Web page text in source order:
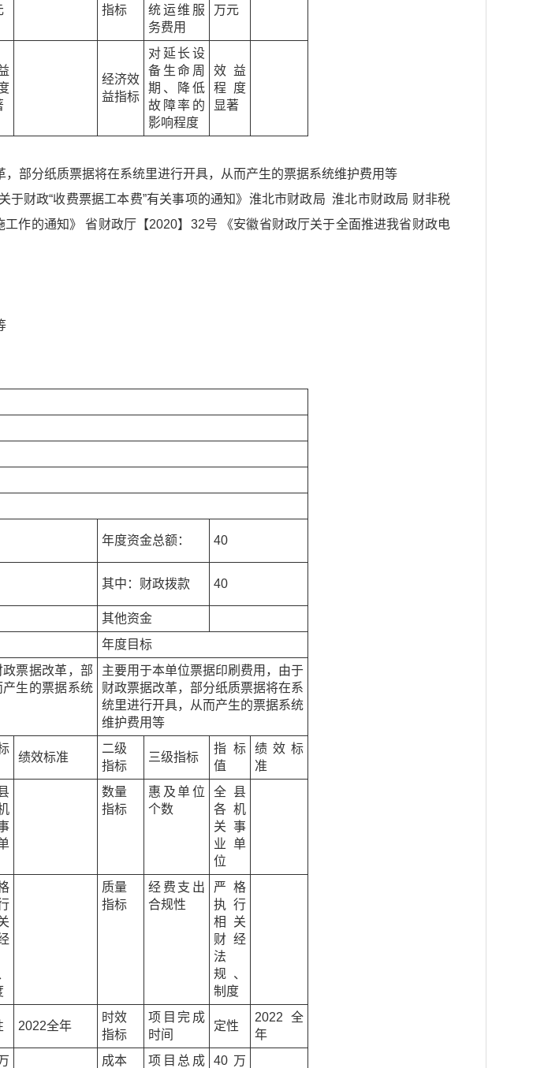
指标
统运维服
务费用
万元
经济效
益指标
对延长设
备生命周
期、降低
故障率的
影响程度
效益
程度
显著
部分纸质票据将在系统里进行开具，从而产生的票据系统维护费用等
于财政“收费票据工本费”有关事项的通知》淮北市财政局 淮北市财政局 财非税
作的通知》 省财政厅【2020】32号 《安徽省财政厅关于全面推进我省财政电
年度资金总额： 40
其中：财政拨款 40
其他资金
年度目标
票据改革，部
生的票据系统
主要用于本单位票据印刷费用，由于
财政票据改革，部分纸质票据将在系
统里进行开具，从而产生的票据系统
维护费用等
绩效标准
二级
指标
三级指标
指标
值
绩效标
准
数量
指标
惠及单位
个数
全县
各机
关事
业单
位
质量
指标
经费支出
合规性
严格
执行
相关
财经
法
规、
制度
2022全年
时效
指标
项目完成
时间
定性
2022全
年
成本 项目总成 40万